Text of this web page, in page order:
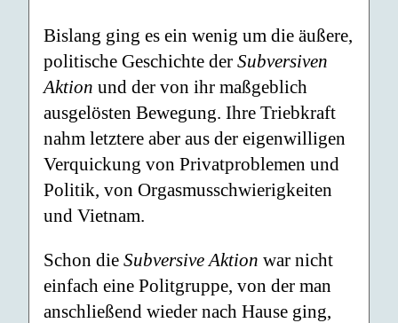
Bislang ging es ein wenig um die äußere,
politische Geschichte der Subversiven
Aktion und der von ihr maßgeblich
ausgelösten Bewegung. Ihre Triebkraft
nahm letztere aber aus der eigenwilligen
Verquickung von Privatproblemen und
Politik, von Orgasmusschwierigkeiten
und Vietnam.
Schon die Subversive Aktion war nicht
einfach eine Politgruppe, von der man
anschließend wieder nach Hause ging,